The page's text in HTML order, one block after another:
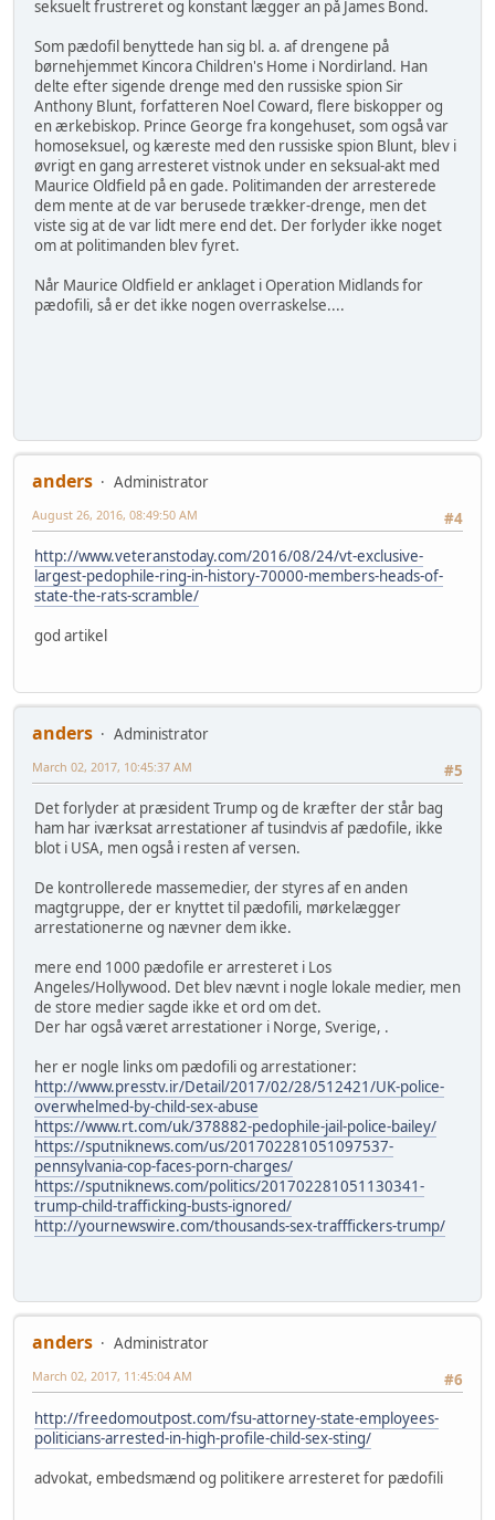
seksuelt frustreret og konstant lægger an på James Bond.
Som pædofil benyttede han sig bl. a. af drengene på
børnehjemmet Kincora Children's Home i Nordirland. Han
delte efter sigende drenge med den russiske spion Sir
Anthony Blunt, forfatteren Noel Coward, flere biskopper og
en ærkebiskop. Prince George fra kongehuset, som også var
homoseksuel, og kæreste med den russiske spion Blunt, blev i
øvrigt en gang arresteret vistnok under en seksual-akt med
Maurice Oldfield på en gade. Politimanden der arresterede
dem mente at de var berusede trækker-drenge, men det
viste sig at de var lidt mere end det. Der forlyder ikke noget
om at politimanden blev fyret.
Når Maurice Oldfield er anklaget i Operation Midlands for
pædofili, så er det ikke nogen overraskelse....
anders
Administrator
#4
August 26, 2016, 08:49:50 AM
http://www.veteranstoday.com/2016/08/24/vt-exclusive-
largest-pedophile-ring-in-history-70000-members-heads-of-
state-the-rats-scramble/
god artikel
anders
Administrator
#5
March 02, 2017, 10:45:37 AM
Det forlyder at præsident Trump og de kræfter der står bag
ham har iværksat arrestationer af tusindvis af pædofile, ikke
blot i USA, men også i resten af versen.
De kontrollerede massemedier, der styres af en anden
magtgruppe, der er knyttet til pædofili, mørkelægger
arrestationerne og nævner dem ikke.
mere end 1000 pædofile er arresteret i Los
Angeles/Hollywood. Det blev nævnt i nogle lokale medier, men
de store medier sagde ikke et ord om det.
Der har også været arrestationer i Norge, Sverige, .
her er nogle links om pædofili og arrestationer:
http://www.presstv.ir/Detail/2017/02/28/512421/UK-police-
overwhelmed-by-child-sex-abuse
https://www.rt.com/uk/378882-pedophile-jail-police-bailey/
https://sputniknews.com/us/201702281051097537-
pennsylvania-cop-faces-porn-charges/
https://sputniknews.com/politics/201702281051130341-
trump-child-trafficking-busts-ignored/
http://yournewswire.com/thousands-sex-trafffickers-trump/
anders
Administrator
#6
March 02, 2017, 11:45:04 AM
http://freedomoutpost.com/fsu-attorney-state-employees-
politicians-arrested-in-high-profile-child-sex-sting/
advokat, embedsmænd og politikere arresteret for pædofili